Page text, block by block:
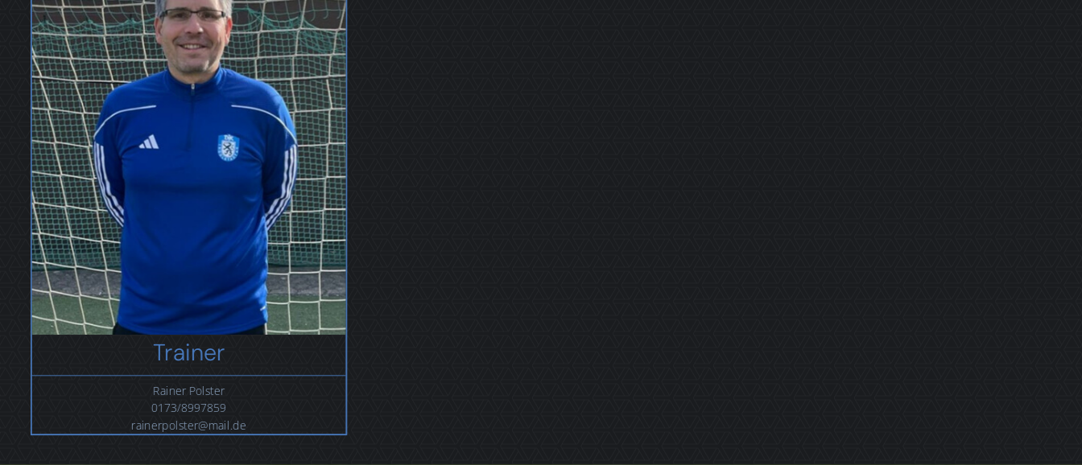
Trainer
Rainer Polster
0173/8997859
rainerpolster@mail.de